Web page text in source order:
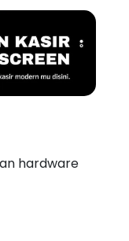
hardware